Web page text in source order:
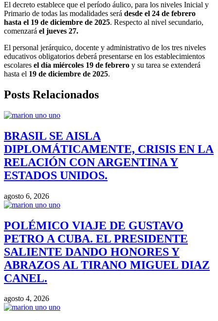
El decreto establece que el período áulico, para los niveles Inicial y
Primario de todas las modalidades será desde el 24 de febrero
hasta el 19 de diciembre de 2025. Respecto al nivel secundario,
comenzará el jueves 27.
El personal jerárquico, docente y administrativo de los tres niveles
educativos obligatorios deberá presentarse en los establecimientos
escolares el día miércoles 19 de febrero y su tarea se extenderá
hasta el 19 de diciembre de 2025.
Posts Relacionados
BRASIL SE AISLA
DIPLOMÁTICAMENTE, CRISIS EN LA
RELACIÓN CON ARGENTINA Y
ESTADOS UNIDOS.
agosto 6, 2026
POLÉMICO VIAJE DE GUSTAVO
PETRO A CUBA. EL PRESIDENTE
SALIENTE DANDO HONORES Y
ABRAZOS AL TIRANO MIGUEL DIAZ
CANEL.
agosto 4, 2026